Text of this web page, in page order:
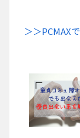
＞＞PCMAX